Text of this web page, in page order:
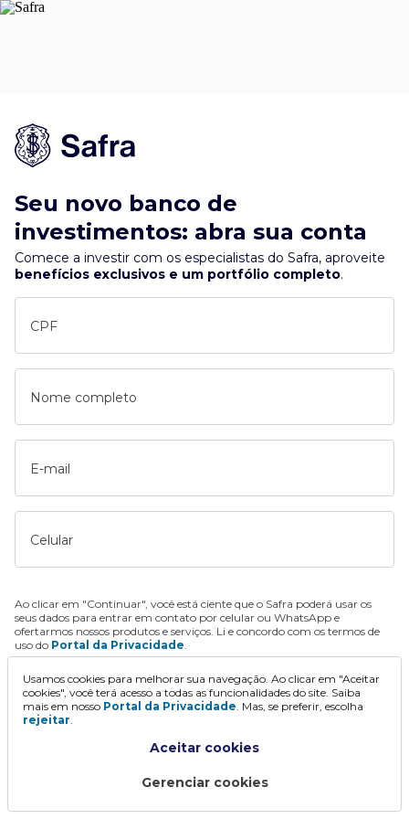
Seu novo banco de
investimentos: abra sua conta
Comece a investir com os especialistas do Safra, aproveite
benefícios exclusivos e um portfólio completo.
CPF
Nome completo
E-mail
Celular
Ao clicar em "Continuar", você está ciente que o Safra poderá usar os
seus dados para entrar em contato por celular ou WhatsApp e
ofertarmos nossos produtos e serviços. Li e concordo com os termos de
uso do Portal da Privacidade.
Continuar
Usamos cookies para melhorar sua navegação. Ao clicar em "Aceitar
cookies", você terá acesso a todas as funcionalidades do site. Saiba
mais em nosso Portal da Privacidade. Mas, se preferir, escolha
rejeitar.
Aceitar cookies
Gerenciar cookies